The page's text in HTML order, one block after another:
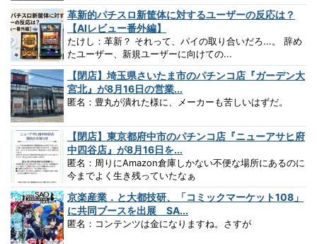
革新的パチスロ新筐体に対するユーザーの反応は？
【AIレビュー番外編】
たけし：革新？ それって、パイの取り合いだろ...。 辞め
たユーザー、新規ユーザーに向けての...
【閉店】埼玉県さいたま市のパチンコ店『ガーデン大
宮北』が8月16日の営業...
匿名：豊丸が潰れた様に、メーカーも苦しいはずだ。
【閉店】東京都府中市のパチンコ店『ニューアサヒ府
中四谷店』が8月16日を...
匿名：周りにAmazon倉庫しかない不便な場所にあるのに
今までよく生き残っていたなぁ
京楽産業．と大都技研、「コミックマーケット108」
に共同ブースを出展 SA...
匿名：コンテンツは金になりますね。さすが